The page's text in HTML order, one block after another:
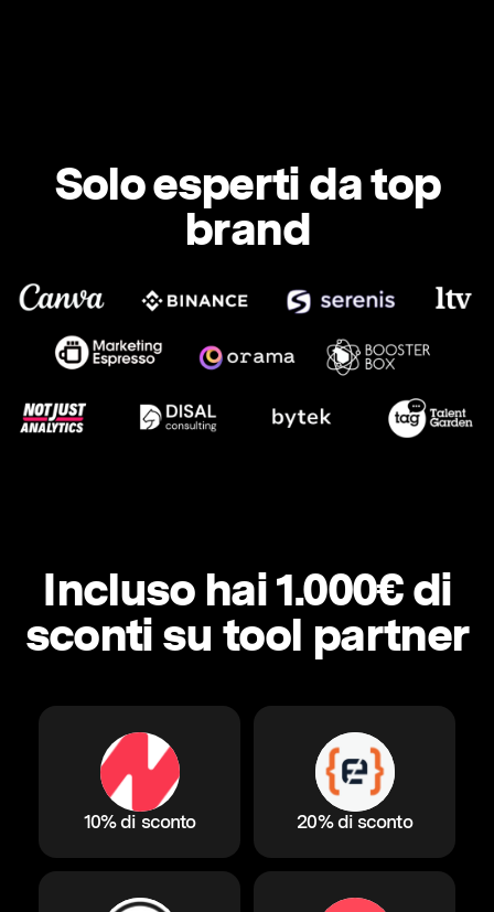
Solo esperti da top
brand
Incluso hai 1.000€ di
sconti su tool partner
10% di sconto 20% di sconto